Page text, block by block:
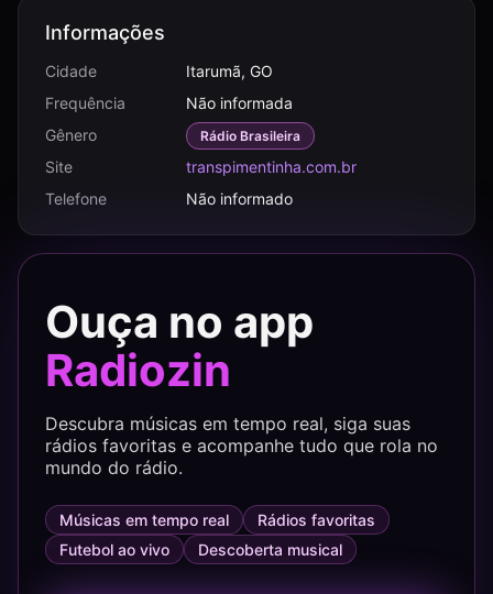
Informações
Cidade
Itarumã, GO
Frequência
Não informada
Gênero
Rádio Brasileira
Site
transpimentinha.com.br
Telefone
Não informado
Ouça no app
Radiozin
Descubra músicas em tempo real, siga suas
rádios favoritas e acompanhe tudo que rola no
mundo do rádio.
Músicas em tempo real
Rádios favoritas
Futebol ao vivo
Descoberta musical